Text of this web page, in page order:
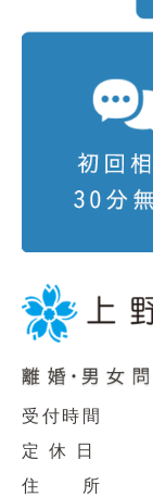
受付時間
定 休 日
住 所